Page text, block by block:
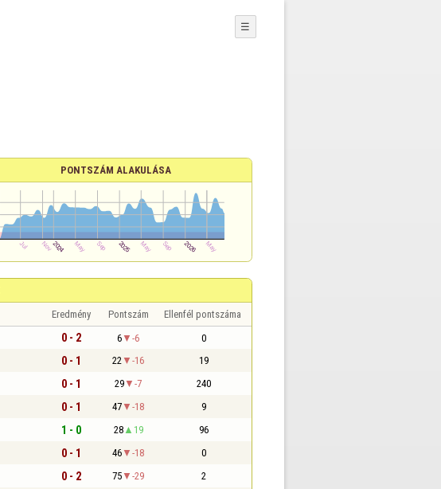
☰
PONTSZÁM ALAKULÁSA
Eredmény Pontszám Ellenfél pontszáma
0 - 2 6 -6 0
0 - 1 22 -16 19
0 - 1 29 -7 240
0 - 1 47 -18 9
1 - 0 28 19 96
0 - 1 46 -18 0
0 - 2 75 -29 2